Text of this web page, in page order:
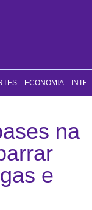
ECONOMIA
na
e